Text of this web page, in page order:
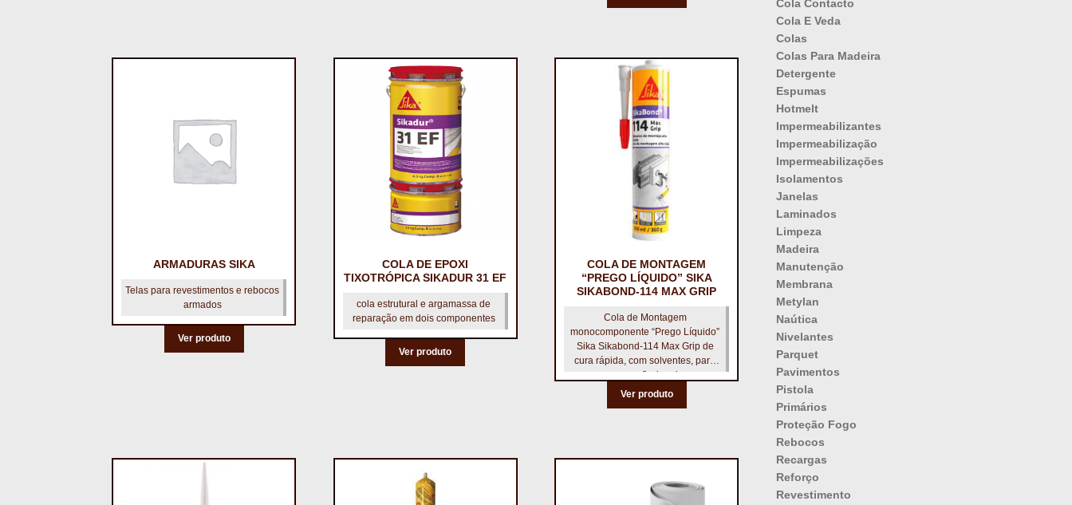
ARMADURAS SIKA
Telas para revestimentos e rebocos
armados
Ver produto
COLA DE EPOXI
TIXOTRÓPICA SIKADUR 31 EF
cola estrutural e argamassa de
reparação em dois componentes
Ver produto
COLA DE MONTAGEM
“PREGO LÍQUIDO” SIKA
SIKABOND-114 MAX GRIP
Cola de Montagem
monocomponente “Prego Líquido”
Sika Sikabond-114 Max Grip de
cura rápida, com solventes, para
uso profissional.
Ver produto
Cola Contacto
Cola E Veda
Colas
Colas Para Madeira
Detergente
Espumas
Hotmelt
Impermeabilizantes
Impermeabilização
Impermeabilizações
Isolamentos
Janelas
Laminados
Limpeza
Madeira
Manutenção
Membrana
Metylan
Naútica
Nivelantes
Parquet
Pavimentos
Pistola
Primários
Proteção Fogo
Rebocos
Recargas
Reforço
Revestimento